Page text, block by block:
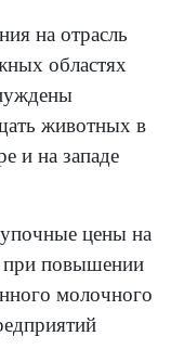
на отрасль
областях
животных в
и на западе
цены на
при повышении
молочного